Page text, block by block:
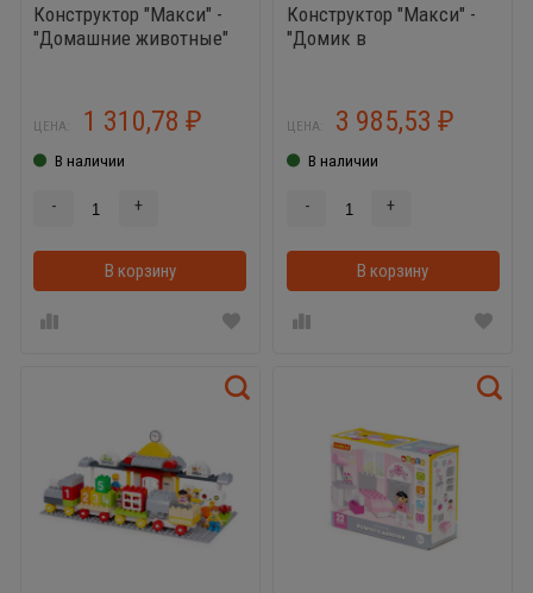
Конструктор "Макси" -
"Домашние животные"
ЦЕНА: 1 310,78 ₽
В наличии
- +
В корзину В корзинке
Конструктор "Макси" -
"Домик в
ЦЕНА: 3 985,53₽
В наличии
- +
В корзину